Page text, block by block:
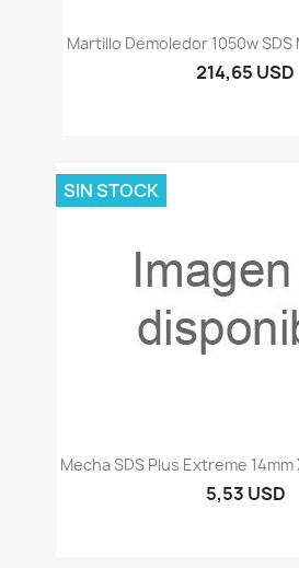
Martillo Demoledor 1050w SDS
214,65 USD
Mecha SDS Plus Extreme 14mm
5,53 USD
SIN STOCK